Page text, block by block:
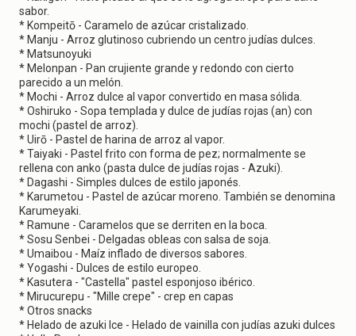
sabor.
* Kompeitō - Caramelo de azúcar cristalizado.
* Manju - Arroz glutinoso cubriendo un centro judías dulces.
* Matsunoyuki
* Melonpan - Pan crujiente grande y redondo con cierto
parecido a un melón.
* Mochi - Arroz dulce al vapor convertido en masa sólida.
* Oshiruko - Sopa templada y dulce de judías rojas (an) con
mochi (pastel de arroz).
* Uirō - Pastel de harina de arroz al vapor.
* Taiyaki - Pastel frito con forma de pez; normalmente se
rellena con anko (pasta dulce de judías rojas - Azuki).
* Dagashi - Simples dulces de estilo japonés.
* Karumetou - Pastel de azúcar moreno. También se denomina
Karumeyaki.
* Ramune - Caramelos que se derriten en la boca.
* Sosu Senbei - Delgadas obleas con salsa de soja.
* Umaibou - Maíz inflado de diversos sabores.
* Yogashi - Dulces de estilo europeo.
* Kasutera - "Castella" pastel esponjoso ibérico.
* Mirucurepu - "Mille crepe" - crep en capas
* Otros snacks
* Helado de azuki Ice - Helado de vainilla con judías azuki dulces